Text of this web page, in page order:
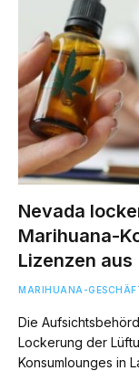
Nevada
Marihuana-
Lizenzen aus
MARIHUANA-
Die
Lockerung der
Konsumlounges in